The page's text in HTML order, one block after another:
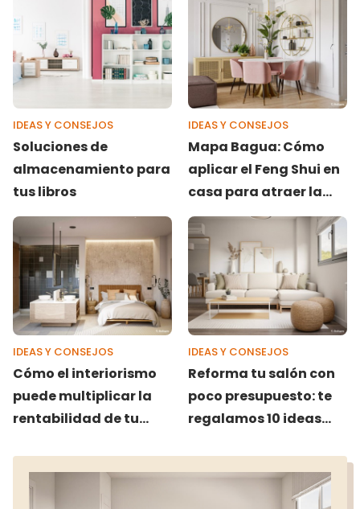
IDEAS Y CONSEJOS
Soluciones de
almacenamiento para
tus libros
IDEAS Y CONSEJOS
Mapa Bagua: Cómo
aplicar el Feng Shui en
casa para atraer la
armonía
IDEAS Y CONSEJOS
Cómo el interiorismo
puede multiplicar la
rentabilidad de tu
IDEAS Y CONSEJOS
Reforma tu salón con
poco presupuesto: te
regalamos 10 ideas